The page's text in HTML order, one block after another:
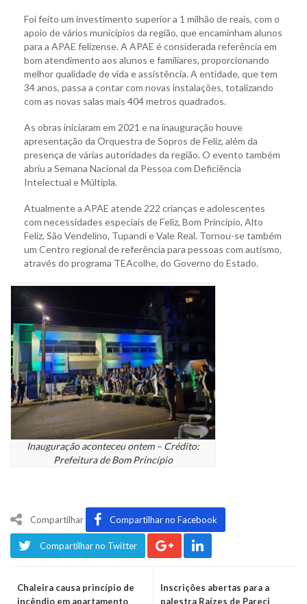
Foi feito um investimento superior a 1 milhão de reais, com o
apoio de vários municípios da região, que encaminham alunos
para a APAE felizense. A APAE é considerada referência em
bom atendimento aos alunos e familiares, proporcionando
melhor qualidade de vida e assistência. A entidade, que tem
34 anos, passa a contar com novas instalações, totalizando
com as novas salas mais 404 metros quadrados.
As obras iniciaram em 2021 e na inauguração houve
apresentação da Orquestra de Sopros de Feliz, além da
presença de várias autoridades da região. O evento também
abriu a Semana Nacional da Pessoa com Deficiência
Intelectual e Múltipla.
Atualmente a APAE atende 222 crianças e adolescentes
com necessidades especiais de Feliz, Bom Princípio, Alto
Feliz, São Vendelino, Tupandi e Vale Real. Tornou-se também
um Centro regional de referência para pessoas com autismo,
através do programa TEAcolhe, do Governo do Estado.
Inauguração aconteceu ontem – Crédito:
Prefeitura de Bom Princípio
Compartilhar Compartilhar no Facebook
Compartilhar no Twitter
Chaleira causa princípio de
incêndio em apartamento
Inscrições abertas para a
palestra Raízes de Pareci